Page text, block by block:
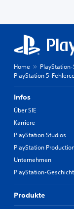
Home
PlayStation 5-
Infos
Über SIE
Karriere
PlayStation Studios
PlayStation
Unternehmen
PlayStation-
Produkte